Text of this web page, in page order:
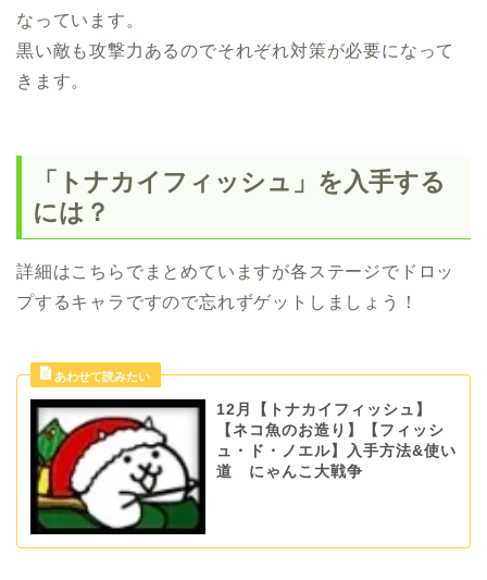
なっています。
黒い敵も攻撃力あるのでそれぞれ対策が必要になって
きます。
「トナカイフィッシュ」を入手する
には？
詳細はこちらでまとめていますが各ステージでドロッ
プするキャラですので忘れずゲットしましょう！
12月【トナカイフィッシュ】
【ネコ魚のお造り】【フィッシ
ュ・ド・ノエル】入手方法&使い
道 にゃんこ大戦争